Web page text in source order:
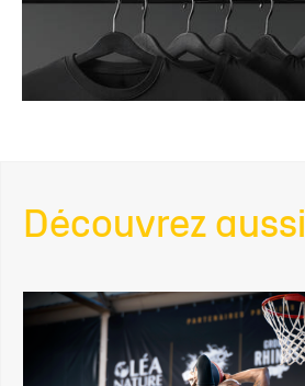
Découvrez aussi